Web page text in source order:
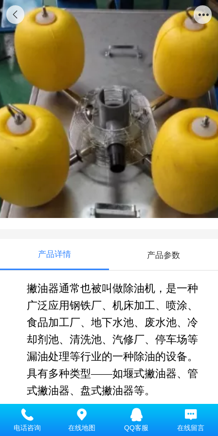
航道防撞式EVA撇油器
产品详情 产品参数
撇油器通常也被叫做除油机，是一种
广泛应用钢铁厂、机床加工、喷涂、
食品加工厂、地下水池、废水池、冷
却剂池、清洗池、汽修厂、停车场等
漏油处理等行业的一种除油的设备。
具有多种类型——如堰式撇油器、管
式撇油器、盘式撇油器等。
浮球采用EVA材质，外力撞击不宜损坏
电话咨询 在线地图 QQ客服 在线留言